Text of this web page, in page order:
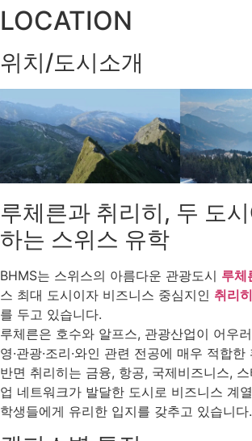
LOCATION
위치/도시소개
루체른과 취리히, 두 도
하는 스위스 유학
BHMS는 스위스의 아름다운 관광도시 루
스 최대 도시이자 비즈니스 중심지인 취리
를 두고 있습니다.
루체른은 호수와 알프스, 관광산업이 어우
영·관광·조리·와인 관련 전공에 매우 적합
반면 취리히는 금융, 항공, 국제비즈니스,
업 네트워크가 발달한 도시로 비즈니스 계
학생들에게 유리한 입지를 갖추고 있습니다.